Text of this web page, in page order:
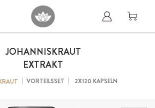
JOHANNISKRAUT
EXTRAKT
VORTEILSSET 2X120 KAPSELN